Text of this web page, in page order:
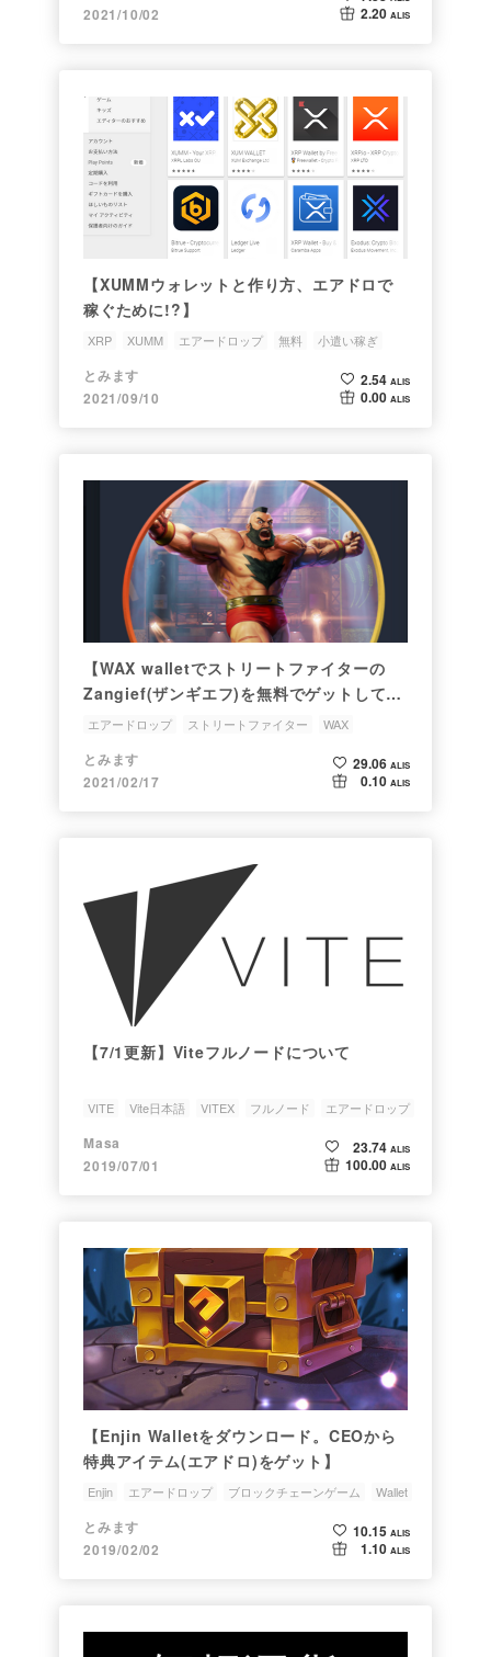
2021/10/02
2.20 ALIS
【XUMMウォレットと作り方、エアドロで
稼ぐために!?】
XRP XUMM エアードロップ 無料 小遣い稼ぎ
とみます
2021/09/10
2.54 ALIS
0.00 ALIS
【WAX walletでストリートファイターの
Zangief(ザンギエフ)を無料でゲットしてみ
た】
エアードロップ ストリートファイター WAX
とみます
2021/02/17
29.06 ALIS
0.10 ALIS
【7/1更新】Viteフルノードについて
VITE Vite日本語 VITEX フルノード エアードロップ
Masa
2019/07/01
23.74 ALIS
100.00 ALIS
【Enjin Walletをダウンロード。CEOから
特典アイテム(エアドロ)をゲット】
Enjin エアードロップ ブロックチェーンゲーム Wallet
とみます
2019/02/02
10.15 ALIS
1.10 ALIS